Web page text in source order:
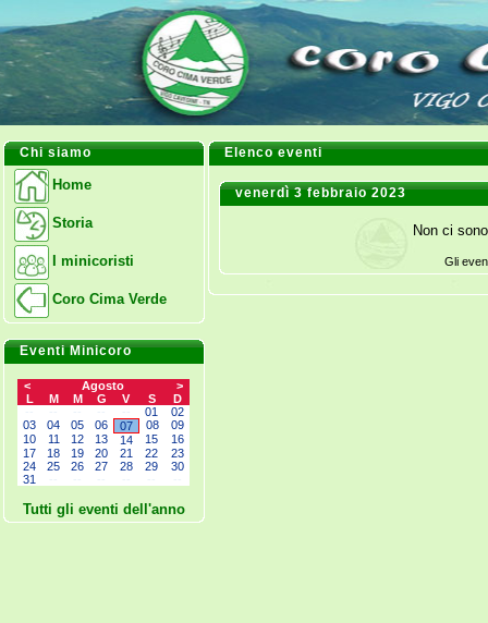
Chi siamo
Home
Storia
I minicoristi
Coro Cima Verde
Eventi Minicoro
< Agosto
>
L
M M G V S
D
01
02
03
04 05 06 07 08
09
10
11 12 13 14 15
16
17
18 19 20 21 22
23
24
25 26 27 28 29
30
31
Tutti gli eventi dell'anno
Elenco eventi
venerdì 3 febbraio 2023
Non ci
Gli